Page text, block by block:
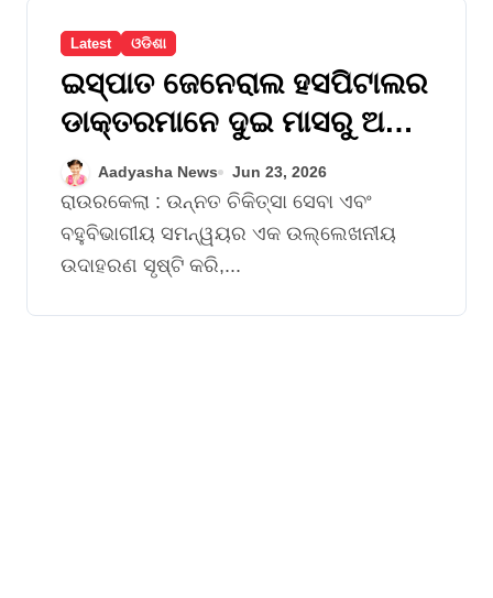
Latest ଓଡିଶା
ଇସ୍ପାତ ଜେନେରାଲ ହସପିଟାଲର
ଡାକ୍ତରମାନେ ଦୁଇ ମାସରୁ ଅଧିକ
ସମୟ ଧରି କୋମାରେ ରହିଥିବା
୫୨ ବର୍ଷୀୟ ରୋଗୀକୁ ସୁସ୍ଥ କଲେ
Aadyasha News Jun 23, 2026
ରାଉରକେଲା : ଉନ୍ନତ ଚିକିତ୍ସା ସେବା ଏବଂ
ବହୁବିଭାଗୀୟ ସମନ୍ୱୟର ଏକ ଉଲ୍ଲେଖନୀୟ
ଉଦାହରଣ ସୃଷ୍ଟି କରି,...